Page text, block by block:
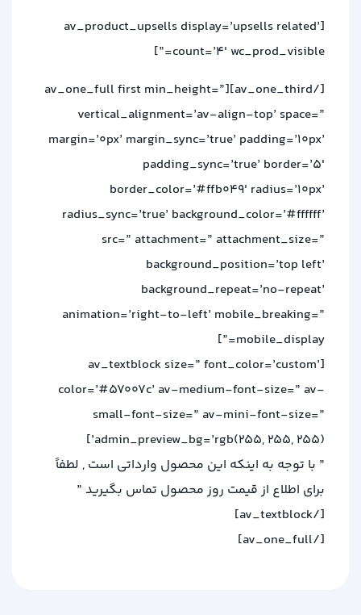
[av_product_upsells display=’upsells related’
count=’4′ wc_prod_visible=”]
[/av_one_third][av_one_full first min_height=”
vertical_alignment=’av-align-top’ space=”
margin=’0px’ margin_sync=’true’ padding=’10px’
padding_sync=’true’ border=’5′
border_color=’#ffb049′ radius=’10px’
radius_sync=’true’ background_color=’#ffffff’
src=” attachment=” attachment_size=”
background_position=’top left’
background_repeat=’no-repeat’
animation=’right-to-left’ mobile_breaking=”
mobile_display=”]
[av_textblock size=” font_color=’custom’
color=’#57007c’ av-medium-font-size=” av-
small-font-size=” av-mini-font-size=”
admin_preview_bg=’rgb(255, 255, 255)’]
” با توجه به اینکه این محصول وارداتی است , لطفاً
برای اطلاع از قیمت روز محصول تماس بگیرید ”
[/av_textblock]
[/av_one_full]